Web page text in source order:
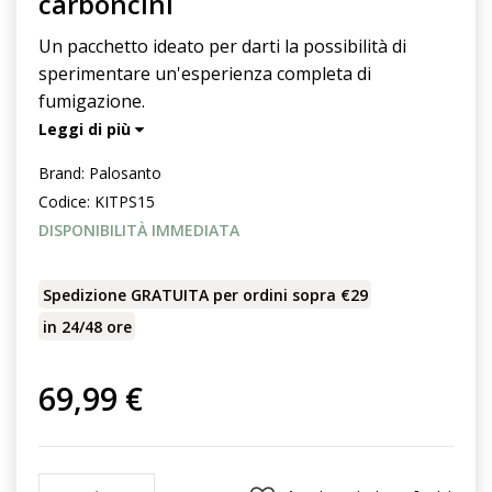
Un pacchetto ideato per darti la possibilità di
sperimentare un'esperienza completa di
fumigazione.
Leggi di più
Brand: Palosanto
Codice: KITPS15
DISPONIBILITÀ IMMEDIATA
Spedizione GRATUITA per ordini sopra €29
in 24/48 ore
69,99 €